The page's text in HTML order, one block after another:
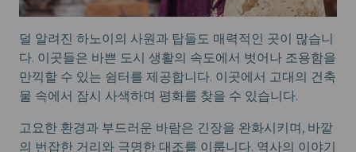
덜 알려진 하노이의 사원과 탑들도 매력적인 곳이 많습니
다. 이곳들은 바쁜 도시 생활의 속도에서 벗어나 조용함을
만끽할 수 있는 쉼터를 제공합니다. 이곳에서 고대의 건축
물 속에서 잠시 사색하며 평화를 찾을 수 있습니다.
고요한 환경과 부드러운 바람은 긴장을 완화시키며, 바깥
의 번잡한 거리와 극명한 대조를 이룹니다. 역사의 이야기